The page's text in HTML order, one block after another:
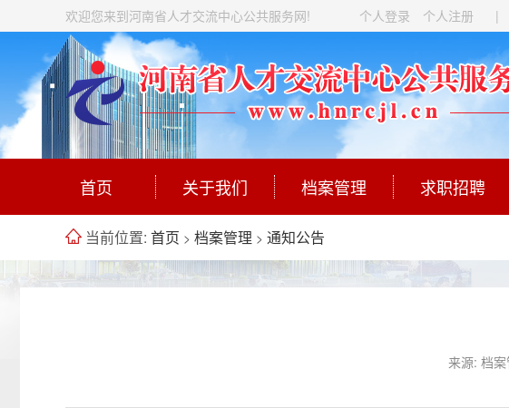
欢迎您来到河南省人才交流中心公共服务网! 个人登录 个人注册 |
首页 关于我们 档案管理 求职招聘
当前位置: 首页 > 档案管理 > 通知公告
来源: 档